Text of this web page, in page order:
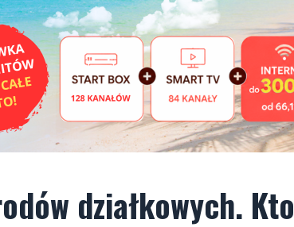
działkowych. Kto